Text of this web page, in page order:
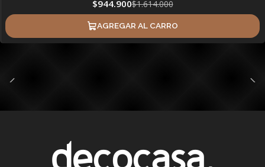
$944.900$1.614.000
AGREGAR AL CARRO